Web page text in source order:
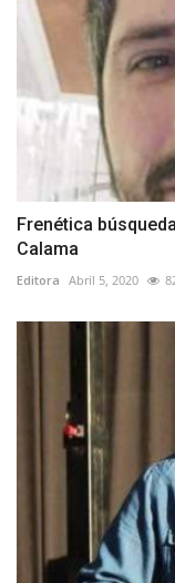
Frenética
Calama
Editora Abril 5, 2020